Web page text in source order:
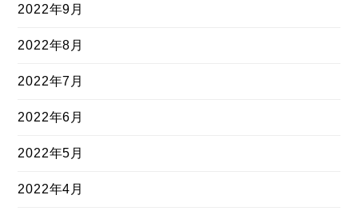
2022年9月
2022年8月
2022年7月
2022年6月
2022年5月
2022年4月